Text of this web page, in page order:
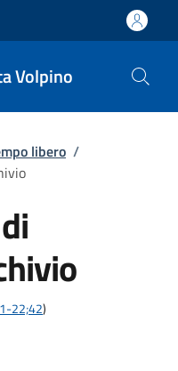
Volpino
libero /
22;42)